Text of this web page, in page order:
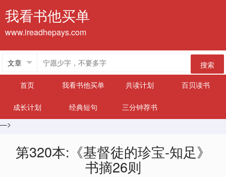
我看书他买单
www.ireadhepays.com
搜索
首页
我看书他买单 共读计划 百贝读书
成长计划 经典短句
三分钟荐书
—>
第320本:《基督徒的珍宝-知足》
书摘26则